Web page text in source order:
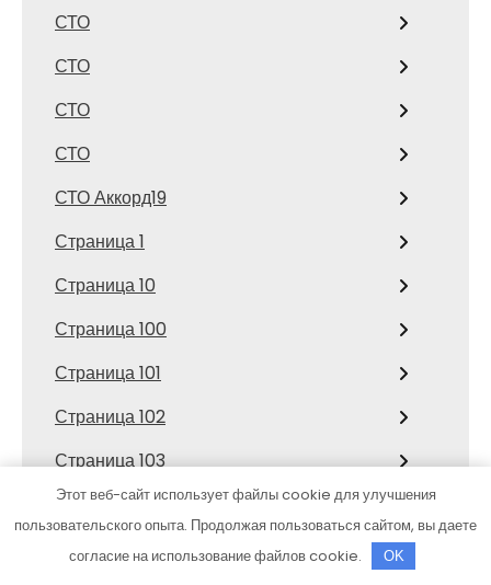
СТО
СТО
СТО
СТО
СТО Аккорд19
Страница 1
Страница 10
Страница 100
Страница 101
Страница 102
Страница 103
Страница 104
Страница 105
Этот веб-сайт использует файлы cookie для улучшения
пользовательского опыта. Продолжая пользоваться сайтом, вы даете
согласие на использование файлов cookie.
OK